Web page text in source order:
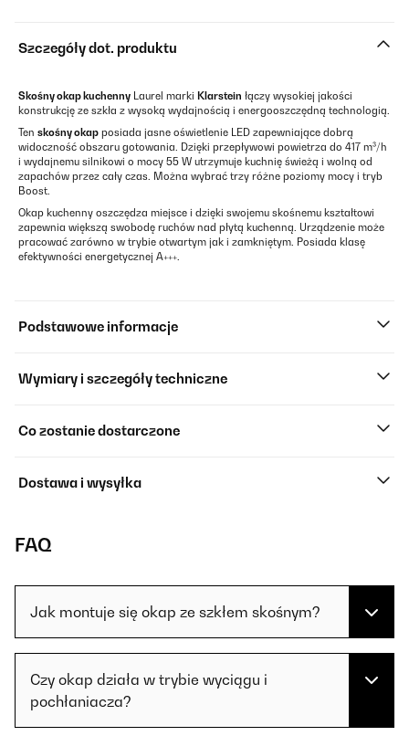
Szczegóły dot. produktu
Skośny okap kuchenny Laurel marki Klarstein łączy wysokiej jakości
konstrukcję ze szkła z wysoką wydajnością i energooszczędną technologią.
Ten skośny okap posiada jasne oświetlenie LED zapewniające dobrą
widoczność obszaru gotowania. Dzięki przepływowi powietrza do 417 m³/h
i wydajnemu silnikowi o mocy 55 W utrzymuje kuchnię świeżą i wolną od
zapachów przez cały czas. Można wybrać trzy różne poziomy mocy i tryb
Boost.
Okap kuchenny oszczędza miejsce i dzięki swojemu skośnemu kształtowi
zapewnia większą swobodę ruchów nad płytą kuchenną. Urządzenie może
pracować zarówno w trybie otwartym jak i zamkniętym. Posiada klasę
efektywności energetycznej A+++.
Podstawowe informacje
Wymiary i szczegóły techniczne
Co zostanie dostarczone
Dostawa i wysyłka
FAQ
Jak montuje się okap ze szkłem skośnym?
Czy okap działa w trybie wyciągu i
pochłaniacza?